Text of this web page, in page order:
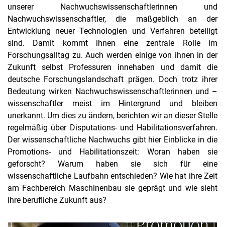
Manuel Arnold
Promotion
unserer Nachwuchswissenschaftlerinnen und
Nachwuchswissenschaftler, die maßgeblich an der
Entwicklung neuer Technologien und Verfahren beteiligt
sind. Damit kommt ihnen eine zentrale Rolle im
Forschungsalltag zu. Auch werden einige von ihnen in der
Zukunft selbst Professuren innehaben und damit die
deutsche Forschungslandschaft prägen. Doch trotz ihrer
Bedeutung wirken Nachwuchswissenschaftlerinnen und –
wissenschaftler meist im Hintergrund und bleiben
unerkannt. Um dies zu ändern, berichten wir an dieser Stelle
regelmäßig über Disputations- und Habilitationsverfahren.
Der wissenschaftliche Nachwuchs gibt hier Einblicke in die
Promotions- und Habilitationszeit: Woran haben sie
geforscht? Warum haben sie sich für eine
wissenschaftliche Laufbahn entschieden? Wie hat ihre Zeit
am Fachbereich Maschinenbau sie geprägt und wie sieht
ihre berufliche Zukunft aus?